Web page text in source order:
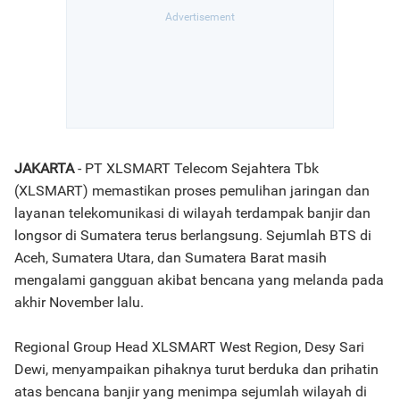
JAKARTA- PT XLSMART Telecom Sejahtera Tbk
(XLSMART) memastikan proses pemulihan jaringan dan
layanan telekomunikasi di wilayah terdampak banjir dan
longsor di Sumatera terus berlangsung. Sejumlah BTS di
Aceh, Sumatera Utara, dan Sumatera Barat masih
mengalami gangguan akibat bencana yang melanda pada
akhir November lalu.
Regional Group Head XLSMART West Region, Desy Sari
Dewi, menyampaikan pihaknya turut berduka dan prihatin
atas bencana banjir yang menimpa sejumlah wilayah di